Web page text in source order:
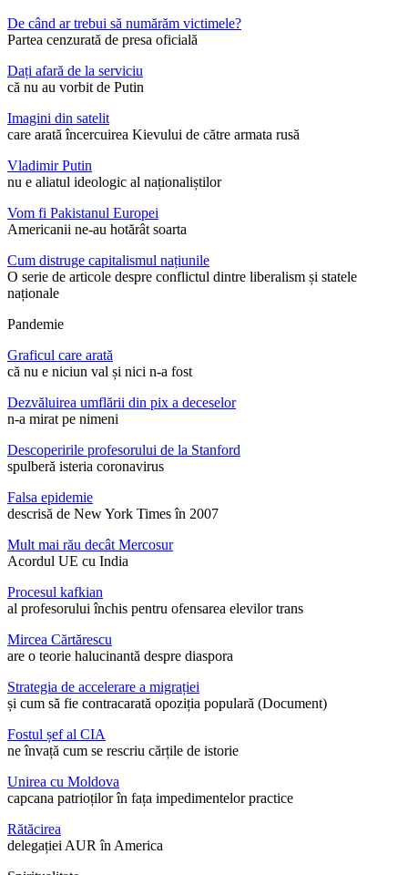
De când ar trebui să numărăm victimele?
Partea cenzurată de presa oficială
Dați afară de la serviciu
că nu au vorbit de Putin
Imagini din satelit
care arată încercuirea Kievului de către armata rusă
Vladimir Putin
nu e aliatul ideologic al naționaliștilor
Vom fi Pakistanul Europei
Americanii ne-au hotărât soarta
Cum distruge capitalismul națiunile
O serie de articole despre conflictul dintre liberalism și statele
naționale
Pandemie
Graficul care arată
că nu e niciun val și nici n-a fost
Dezvăluirea umflării din pix a deceselor
n-a mirat pe nimeni
Descoperirile profesorului de la Stanford
spulberă isteria coronavirus
Falsa epidemie
descrisă de New York Times în 2007
Mult mai rău decât Mercosur
Acordul UE cu India
Procesul kafkian
al profesorului închis pentru ofensarea elevilor trans
Mircea Cărtărescu
are o teorie halucinantă despre diaspora
Strategia de accelerare a migrației
și cum să fie contracarată opoziția populară (Document)
Fostul șef al CIA
ne învață cum se rescriu cărțile de istorie
Unirea cu Moldova
capcana patrioților în fața impedimentelor practice
Rătăcirea
delegației AUR în America